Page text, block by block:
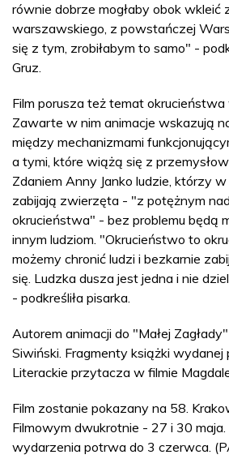
równie dobrze mogłaby obok wkleić
warszawskiego, z powstańczej
się z tym, zrobiłabym to samo" -
Gruz.
Film porusza też temat
Zawarte w nim animacje wskazują
między mechanizmami
a tymi, które wiążą się z
Zdaniem Anny Janko ludzie, którzy
zabijają zwierzęta - "z potężnym
okrucieństwa" - bez problemu będą
innym ludziom. "Okrucieństwo to
możemy chronić ludzi i bezkarnie
się. Ludzka dusza jest jedna i nie
- podkreśliła pisarka.
Autorem animacji do "Małej
Siwiński. Fragmenty książki
Literackie przytacza w filmie
Film zostanie pokazany na 58.
Filmowym dwukrotnie - 27 i 30
wydarzenia potrwa do 3 czerwca.